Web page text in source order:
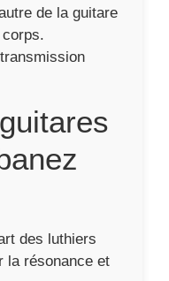
de la guitare
des luthiers
la résonance et